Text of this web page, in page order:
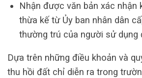
Nhận được văn bản xác nhận
thừa kế từ Ủy ban nhân dân
thường trú của người sử dụng
Dựa trên những điều khoản và
thu hồi đất chỉ diễn ra trong